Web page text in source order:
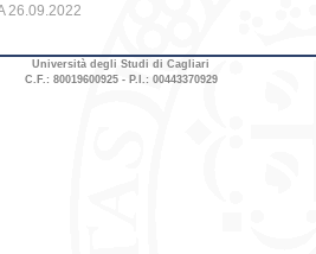
26.09.2022
Università degli Studi di Cagliari
C.F.: 80019600925 - P.I.: 00443370929